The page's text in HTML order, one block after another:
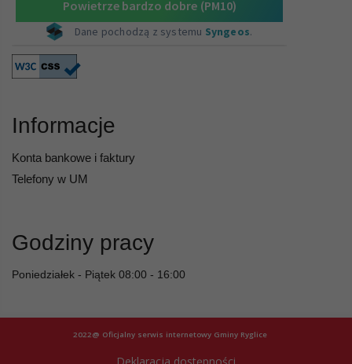
Informacje
Konta bankowe i faktury
Telefony w UM
Godziny pracy
Poniedziałek - Piątek 08:00 - 16:00
2022@ Oficjalny serwis internetowy Gminy Ryglice